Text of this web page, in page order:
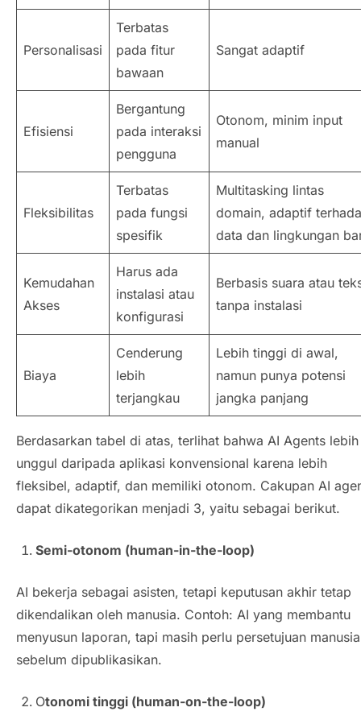
Personalisasi
Terbatas
pada fitur
bawaan
Sangat adaptif
Efisiensi
Bergantung
pada interaksi
pengguna
Otonom, minim input
manual
Fleksibilitas
Terbatas
pada fungsi
spesifik
Multitasking lintas
domain, adaptif
data dan lingkungan
Kemudahan
Akses
Harus ada
instalasi atau
konfigurasi
Berbasis suara atau
tanpa instalasi
Biaya
Cenderung
lebih
terjangkau
Lebih tinggi di awal,
namun punya potensi
jangka panjang
Berdasarkan tabel di atas, terlihat bahwa AI Agents lebih
unggul daripada aplikasi konvensional karena lebih
fleksibel, adaptif, dan memiliki otonom. Cakupan AI
dapat dikategorikan menjadi 3, yaitu sebagai berikut.
Semi-otonom (human-in-the-loop)
AI bekerja sebagai asisten, tetapi keputusan akhir tetap
dikendalikan oleh manusia. Contoh: AI yang membantu
menyusun laporan, tapi masih perlu persetujuan manusia
sebelum dipublikasikan.
Otonomi tinggi (human-on-the-loop)